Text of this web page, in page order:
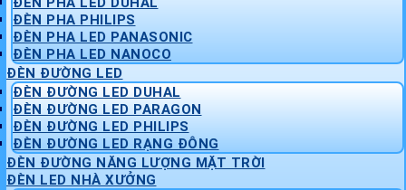
ĐÈN PHA PHILIPS
ĐÈN PHA LED PANASONIC
ĐÈN PHA LED NANOCO
ĐÈN ĐƯỜNG LED
ĐÈN ĐƯỜNG LED DUHAL
ĐÈN ĐƯỜNG LED PARAGON
ĐÈN ĐƯỜNG LED PHILIPS
ĐÈN ĐƯỜNG LED RẠNG ĐÔNG
ĐÈN ĐƯỜNG NĂNG LƯỢNG MẶT TRỜI
ĐÈN LED NHÀ XƯỞNG